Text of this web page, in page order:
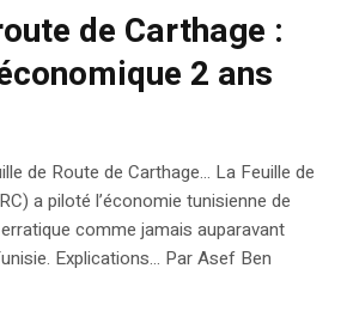
de Carthage :
2 ans
de Route de Carthage… La Feuille de
a piloté l’économie tunisienne de
comme jamais auparavant
Explications… Par Asef Ben